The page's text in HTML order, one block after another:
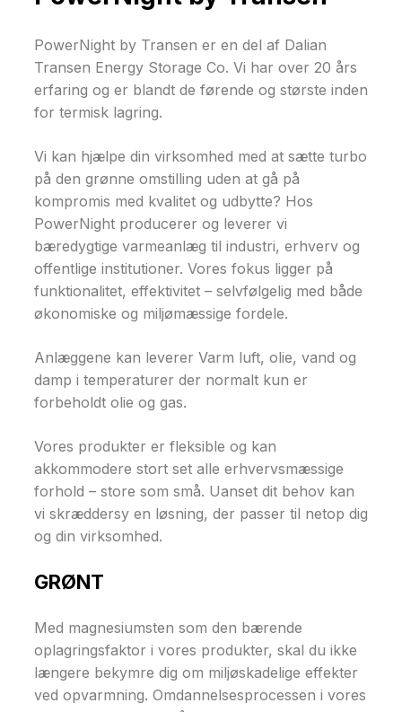
PowerNight by Transen er en del af Dalian
Transen Energy Storage Co. Vi har over 20 års
erfaring og er blandt de førende og største inden
for termisk lagring.
Vi kan hjælpe din virksomhed med at sætte turbo
på den grønne omstilling uden at gå på
kompromis med kvalitet og udbytte? Hos
PowerNight producerer og leverer vi
bæredygtige varmeanlæg til industri, erhverv og
offentlige institutioner. Vores fokus ligger på
funktionalitet, effektivitet – selvfølgelig med både
økonomiske og miljømæssige fordele.
Anlæggene kan leverer Varm luft, olie, vand og
damp i temperaturer der normalt kun er
forbeholdt olie og gas.
Vores produkter er fleksible og kan
akkommodere stort set alle erhvervsmæssige
forhold – store som små. Uanset dit behov kan
vi skræddersy en løsning, der passer til netop dig
og din virksomhed.
GRØNT
Med magnesiumsten som den bærende
oplagringsfaktor i vores produkter, skal du ikke
længere bekymre dig om miljøskadelige effekter
ved opvarmning. Omdannelsesprocessen i vores